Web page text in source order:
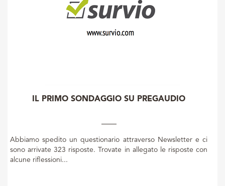
IL PRIMO SONDAGGIO SU PREGAUDIO
Abbiamo spedito un questionario attraverso Newsletter e ci
sono arrivate 323 risposte. Trovate in allegato le risposte con
alcune riflessioni...